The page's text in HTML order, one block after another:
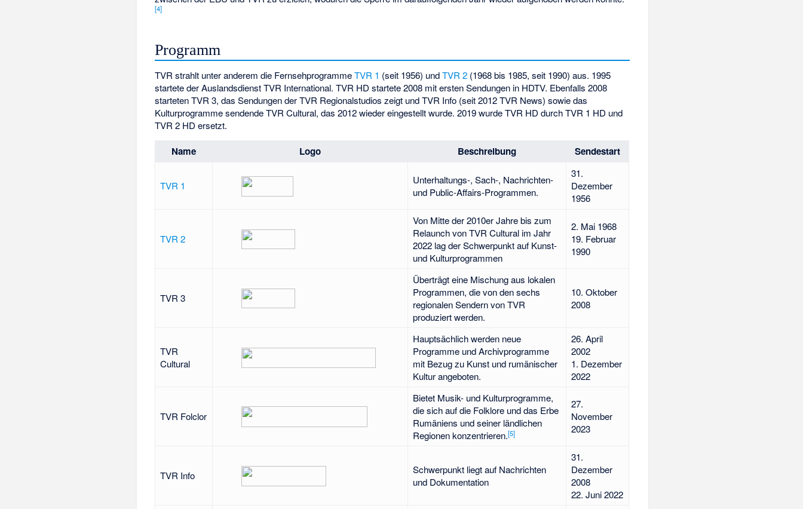
[4]
Programm
TVR strahlt unter anderem die FernsehprogrammeTVR 1 (seit 1956) undTVR 2 (1968 bis 1985, seit 1990) aus. 1995
startete der AuslandsdienstTVR International.TVR HD startete 2008 mit ersten Sendungen in HDTV. Ebenfalls 2008
startetenTVR 3, das Sendungen der TVR Regionalstudios zeigt undTVR Info (seit 2012TVR News) sowie das
Kulturprogramme sendendeTVR Cultural, das 2012 wieder eingestellt wurde. 2019 wurde TVR HD durch TVR 1 HD und
TVR 2 HD ersetzt.
Name Logo Beschreibung Sendestart
TVR 1
Unterhaltungs-, Sach-, Nachrichten-
und Public-Affairs-Programmen.
31.
Dezember
1956
TVR 2
Von Mitte der 2010er Jahre bis zum
Relaunch von TVR Cultural im Jahr
2022 lag der Schwerpunkt auf Kunst-
und Kulturprogrammen
2. Mai 1968
19. Februar
1990
TVR 3
Überträgt eine Mischung aus lokalen
Programmen, die von den sechs
regionalen Sendern von TVR
produziert werden.
10. Oktober
2008
TVR
Cultural
Hauptsächlich werden neue
Programme und Archivprogramme
mit Bezug zu Kunst und rumänischer
Kultur angeboten.
26. April
2002
1. Dezember
2022
TVR Folclor
Bietet Musik- und Kulturprogramme,
die sich auf die Folklore und das Erbe
Rumäniens und seiner ländlichen
Regionen konzentrieren.[5]
27.
November
2023
TVR Info
Schwerpunkt liegt auf Nachrichten
und Dokumentation
31.
Dezember
2008
22. Juni 2022